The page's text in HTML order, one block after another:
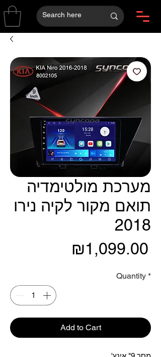
מערכת מולטימדיה
תואם מקור לקיה נירו
2018
₪1,099.00
Quantity *
Add to Cart